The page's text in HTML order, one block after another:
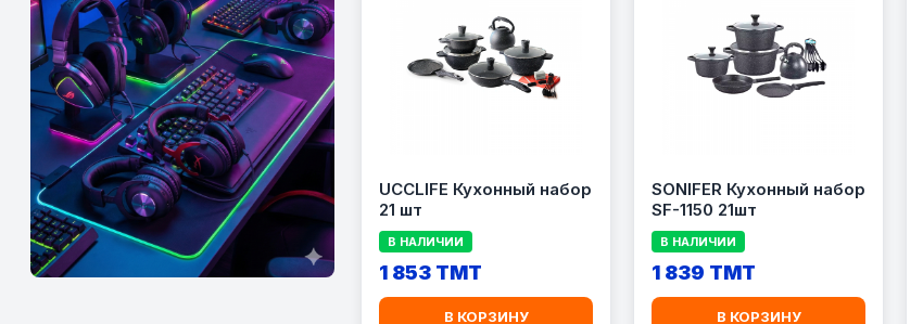
UCCLIFE Кухонный набор
21 шт
В НАЛИЧИИ
1 853 TMT
В КОРЗИНУ
SONIFER Кухонный набор
SF-1150 21шт
В НАЛИЧИИ
1 839 TMT
В КОРЗИНУ